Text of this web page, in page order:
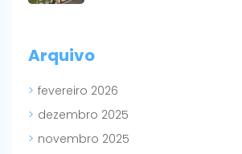
Arquivo
fevereiro 2026
dezembro 2025
novembro 2025